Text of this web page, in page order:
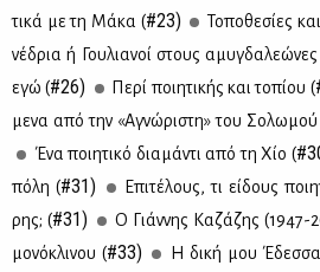
τι­κά με τη Μά­κα (#23) Το­πο­θε­σί­ες
νέ­δρια ή Γου­λια­νοί στους
εγώ (#26) Πε­ρί ποι­η­τι­κής και το­πί­ου (
με­να από την «Αγνώ­ρι­στη» του Σο­λω­μού
Ένα ποι­η­τι­κό δια­μά­ντι από τη Χίο (
πό­λη (#31)
Επι­τέ­λους, τι εί­δους
ρης; (#31) Ο Γιάν­νης Κα­ζά­ζης (1947-
μο­νό­κλι­νου (#33) Η δι­κή μου